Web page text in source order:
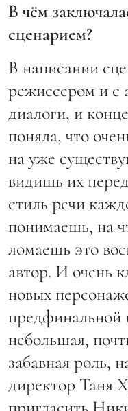
В чём
сценарием?
В написании
режиссером и с
диалоги, и
поняла, что
на уже
видишь их
стиль речи
понимаешь, на
ломаешь это
автор. И очень
новых
предфинальной
небольшая,
забавная роль,
директор Таня